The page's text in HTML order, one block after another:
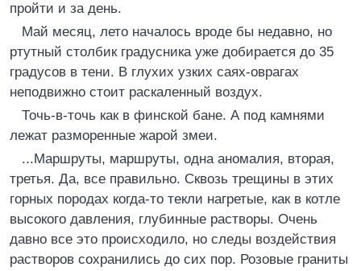
пройти и за день.
Май месяц, лето началось вроде бы недавно, но
ртутный столбик градусника уже добирается до 35
градусов в тени. В глухих узких саях-оврагах
неподвижно стоит раскаленный воздух.
Точь-в-точь как в финской бане. А под камнями
лежат разморенные жарой змеи.
...Маршруты, маршруты, одна аномалия, вторая,
третья. Да, все правильно. Сквозь трещины в этих
горных породах когда-то текли нагретые, как в котле
высокого давления, глубинные растворы. Очень
давно все это происходило, но следы воздействия
растворов сохранились до сих пор. Розовые граниты